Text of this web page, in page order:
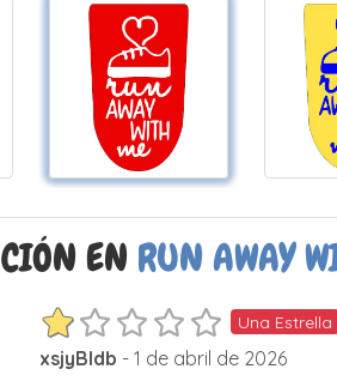
EN RUN AWAY
Una Estrella
xsjyBldb - 1 de abril de 2026